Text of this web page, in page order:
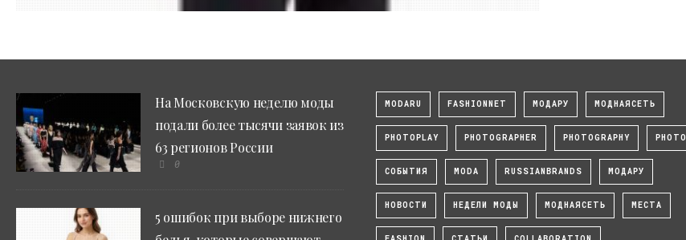
На Московскую неделю моды
подали более тысячи заявок из
63 регионов России
0
5 ошибок при выборе нижнего
MODARU FASHIONNET МОДАРУ МОДНАЯСЕТЬ
PHOTOPLAY PHOTOGRAPHER PHOTOGRAPHY PHOTO
СОБЫТИЯ MODA RUSSIANBRANDS МОДАРУ
НОВОСТИ НЕДЕЛИ МОДЫ МОДНАЯСЕТЬ МЕСТА